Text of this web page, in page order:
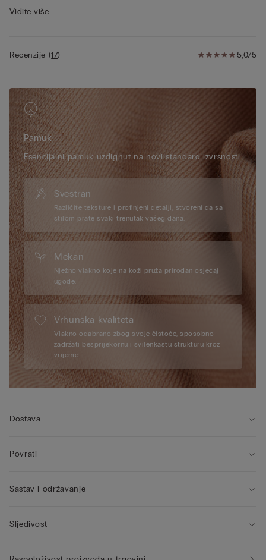
pripijene odjeće.
Vidite više
5,0/5
Recenzije (17)
Pamuk
Esencijalni pamuk uzdignut na novi standard izvrsnosti
Svestran
Različite teksture i profinjeni detalji, stvoreni da sa
stilom prate svaki trenutak vašeg dana.
Mekan
Nježno vlakno koje na koži pruža prirodan osjećaj
ugode.
Vrhunska kvaliteta
Vlakno odabrano zbog svoje čistoće, sposobno
zadržati besprijekornu i svilenkastu strukturu kroz
vrijeme.
Dostava
Povrati
Sastav i održavanje
Sljedivost